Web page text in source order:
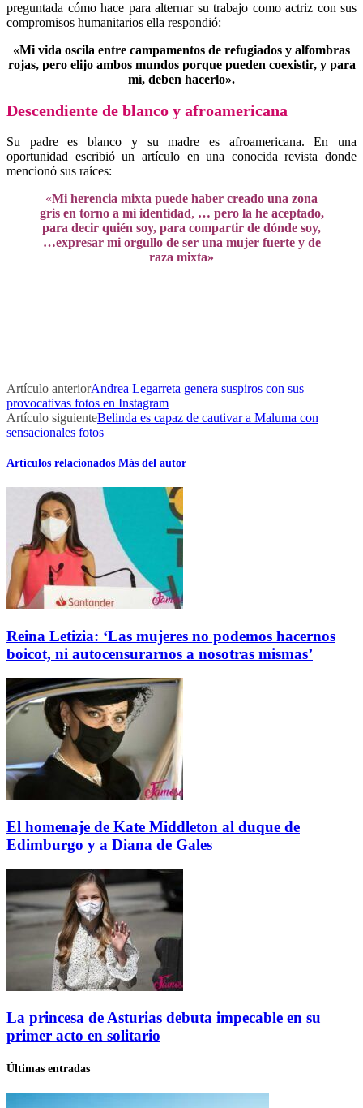
preguntada cómo hace para alternar su trabajo como actriz con sus
compromisos humanitarios ella respondió:
«Mi vida oscila entre campamentos de refugiados y alfombras
rojas, pero elijo ambos mundos porque pueden coexistir, y para
mí, deben hacerlo».
Descendiente de blanco y afroamericana
Su padre es blanco y su madre es afroamericana. En una
oportunidad escribió un artículo en una conocida revista donde
mencionó sus raíces:
«Mi herencia mixta puede haber creado una zona
gris en torno a mi identidad, … pero la he aceptado,
para decir quién soy, para compartir de dónde soy,
…expresar mi orgullo de ser una mujer fuerte y de
raza mixta»
Artículo anteriorAndrea Legarreta genera suspiros con sus
provocativas fotos en Instagram
Artículo siguienteBelinda es capaz de cautivar a Maluma con
sensacionales fotos
Artículos relacionados Más del autor
Reina Letizia: ‘Las mujeres no podemos hacernos
boicot, ni autocensurarnos a nosotras mismas’
El homenaje de Kate Middleton al duque de
Edimburgo y a Diana de Gales
La princesa de Asturias debuta impecable en su
primer acto en solitario
Últimas entradas